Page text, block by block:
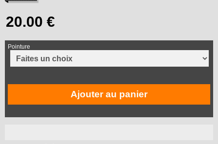
Pointure
Ajouter au panier